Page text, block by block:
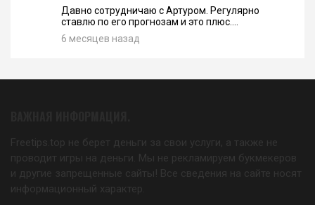
Давно сотрудничаю с Артуром. Регулярно
ставлю по его прогнозам и это плюс....
6 месяцев назад
Freetips.top не берет деньги за свои услуги, а также не
проводит игры на деньги. Мы не рекламируем букмекеров
и другие запрещенные сайты! Все сведения на сайте носят
информационный характер.